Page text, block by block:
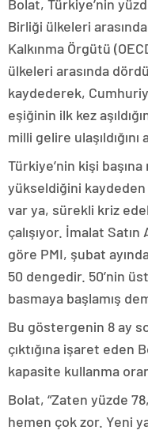
Bolat, Türkiye’nin
Birliği ülkeleri
Kalkınma Örgütü
ülkeleri arasında
kaydederek,
eşiğinin ilk kez
milli gelire ulaşıldığını
Türkiye’nin kişi
yükseldiğini kaydeden
var ya, sürekli kriz
çalışıyor. İmalat
göre PMI, şubat
50 dengedir. 50’nin
basmaya başlamış
Bu göstergenin 8 ay
çıktığına işaret eden
kapasite kullanma
Bolat, “Zaten yüzde
hemen çok zor. Yeni